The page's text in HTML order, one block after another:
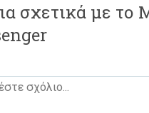
σχετικά με